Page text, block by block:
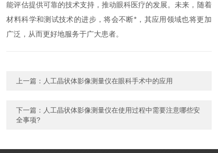
能评估提供可靠的技术支持，推动眼科医疗的发展。未来，随着
材料科学和测试技术的进步，将会不断*，其应用领域也将更加
广泛，从而更好地服务于广大患者。
上一篇： 人工晶状体影像测量仪在眼科手术中的应用
下一篇： 人工晶状体影像测量仪在使用过程中需要注意哪些安
全事项?